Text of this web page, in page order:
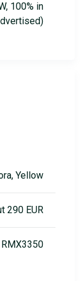
100% in
Yellow
290 EUR
RMX3350